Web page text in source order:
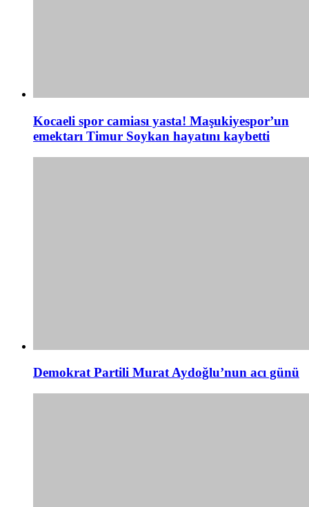
Kocaeli spor camiası yasta! Maşukiyespor’un
emektarı Timur Soykan hayatını kaybetti
Demokrat Partili Murat Aydoğlu’nun acı günü